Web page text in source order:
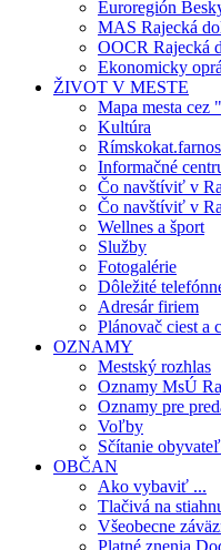
Euroregión
MAS Rajecká
OOCR Rajecká
Ekonomicky
ŽIVOT V MESTE
Mapa mesta cez
Kultúra
Informačné
Čo navštíviť v
Čo navštíviť v
Wellnes a šport
Služby
Fotogalérie
Dôležité
Adresár firiem
Plánovač ciest a
OZNAMY
Mestský rozhlas
Oznamy MsÚ
Oznamy pre
Voľby
Sčítanie
OBČAN
Ako vybaviť ...
Tlačivá na
Všeobecne
Platné znenia